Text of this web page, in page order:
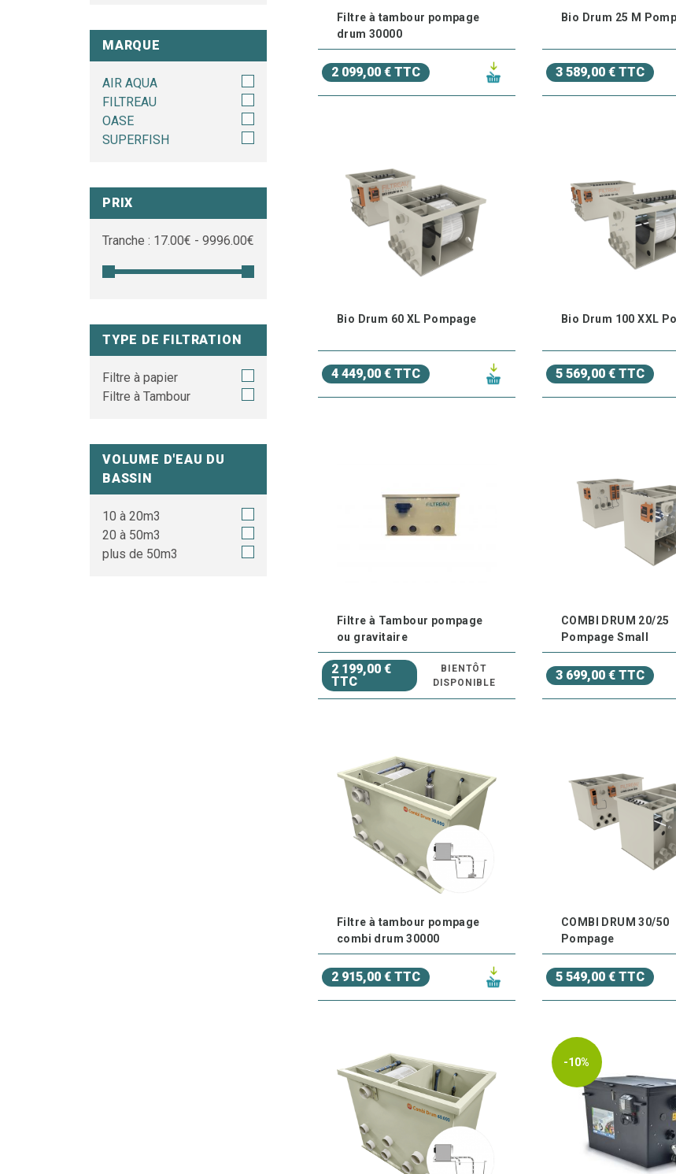
MARQUE
AIR AQUA
FILTREAU
OASE
SUPERFISH
PRIX
Tranche : 17.00€ - 9996.00€
TYPE DE FILTRATION
Filtre à papier
Filtre à Tambour
VOLUME D'EAU DU
BASSIN
10 à 20m3
20 à 50m3
plus de 50m3
Filtre à tambour pompage
drum 30000
2 099,00 € TTC
Bio Drum 25 M
3 589,00 € TTC
Bio Drum 60 XL Pompage
4 449,00 € TTC
Bio Drum 100 XXL
5 569,00 € TTC
Filtre à Tambour pompage
ou gravitaire
2 199,00 €
TTC
BIENTÔT
DISPONIBLE
COMBI DRUM 20/25
Pompage Small
3 699,00 € TTC
Filtre à tambour pompage
combi drum 30000
2 915,00 € TTC
COMBI DRUM 30/50
Pompage
5 549,00 € TTC
-10%